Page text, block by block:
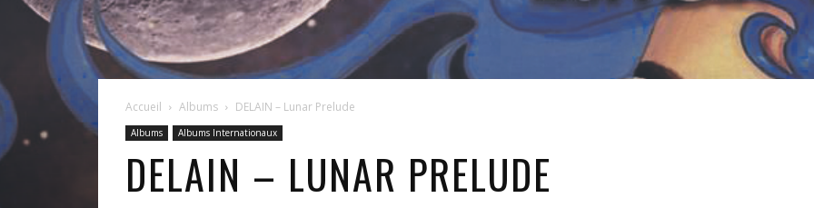
Accueil Albums DELAIN – Lunar Prelude
Albums Albums Internationaux
DELAIN – LUNAR PRELUDE